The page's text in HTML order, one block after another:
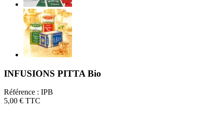
INFUSIONS PITTA Bio
Référence : IPB
5,00 € TTC